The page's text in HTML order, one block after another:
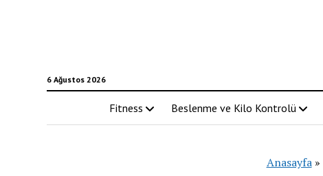
6 Ağustos 2026
Fitness Beslenme ve Kilo Kontrolü
Anasayfa»